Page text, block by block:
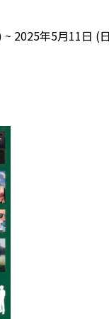
2025年5月11日 (